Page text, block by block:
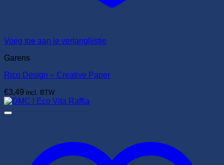
Voeg toe aan je verlanglijstje
Garens
Rico Design – Creative Paper
€3,49 incl. BTW